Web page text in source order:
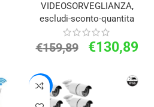
VIDEOSORVEGLIANZA,
escludi-sconto-quantita
€159,89 €130,89
-17%